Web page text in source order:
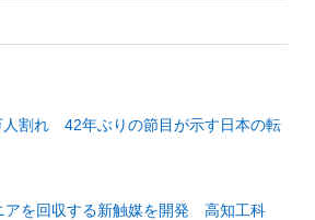
人割れ 42年ぶりの節目が示す日本の転
アを回収する新触媒を開発 高知工科